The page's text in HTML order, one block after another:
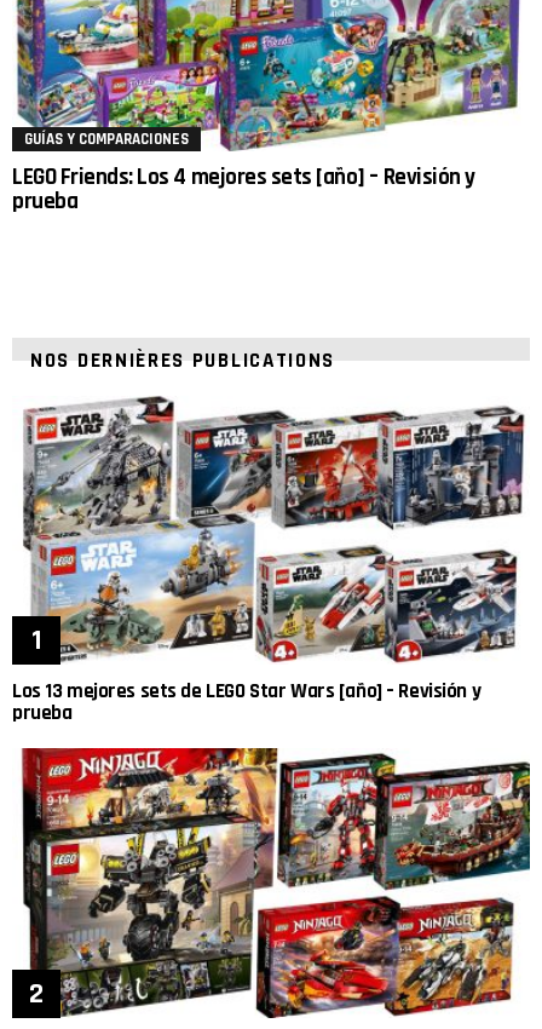
GUÍAS Y COMPARACIONES
LEGO Friends: Los 4 mejores sets [año] – Revisión y
prueba
NOS DERNIÈRES PUBLICATIONS
Los 13 mejores sets de LEGO Star Wars [año] – Revisión y
prueba